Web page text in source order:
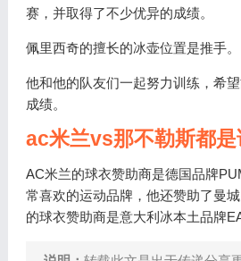
赛，并取得了不少优异的成绩。
佩里西奇的擅长的冰壶位置是推手。
他和他的队友们一起努力训练，希
成绩。
ac米兰vs那不勒斯都是
AC米兰的球衣赞助商是德国品牌
常喜欢的运动品牌，他还赞助了曼
的球衣赞助商是意大利冰本土品牌